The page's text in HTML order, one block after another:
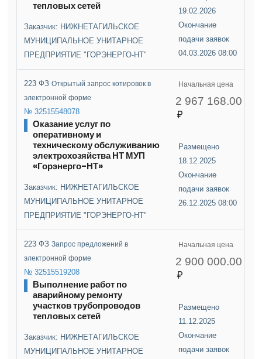
тепловых сетей
Заказчик: НИЖНЕТАГИЛЬСКОЕ
МУНИЦИПАЛЬНОЕ УНИТАРНОЕ
ПРЕДПРИЯТИЕ "ГОРЭНЕРГО-НТ"
19.02.2026
Окончание
подачи заявок
04.03.2026 08:00
223 ФЗОткрытый запрос котировок в
электронной форме
№ 32515548078
Оказание услуг по
оперативному и
техническому обслуживанию
электрохозяйства НТ МУП
«Горэнерго-НТ»
Заказчик: НИЖНЕТАГИЛЬСКОЕ
МУНИЦИПАЛЬНОЕ УНИТАРНОЕ
ПРЕДПРИЯТИЕ "ГОРЭНЕРГО-НТ"
Начальная цена
2 967 168.00
Размещено
18.12.2025
Окончание
подачи заявок
26.12.2025 08:00
223 ФЗЗапрос предложений в
электронной форме
№ 32515519208
Выполнение работ по
аварийному ремонту
участков трубопроводов
тепловых сетей
Заказчик: НИЖНЕТАГИЛЬСКОЕ
МУНИЦИПАЛЬНОЕ УНИТАРНОЕ
Начальная цена
2 900 000.00
Размещено
11.12.2025
Окончание
подачи заявок